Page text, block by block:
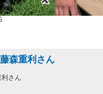
森重利さん
さん